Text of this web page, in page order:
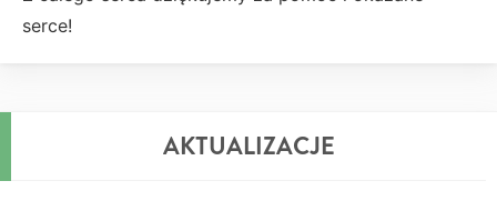
serce!
AKTUALIZACJE